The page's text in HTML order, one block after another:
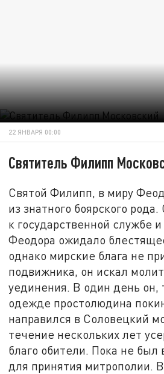
22 ЯНВАРЯ 00:00
Святитель Филипп
Святой Филипп, в миру
из знатного боярского
к государственной службе
Феодора ожидало
однако мирские блага не
подвижника, он искал
уединения. В один день он,
одежде простолюдина
направился в Соловецкий
течение нескольких лет
благо обители. Пока не был
для принятия митрополии.